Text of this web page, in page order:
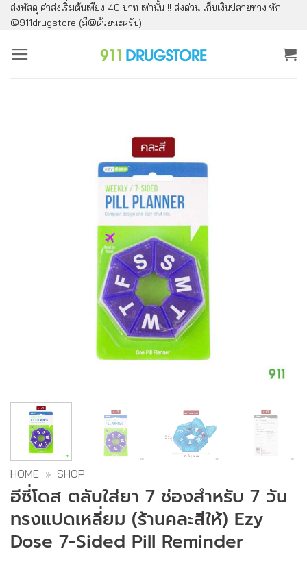
ข้าม
ไป
ยัง
ส่งพัสดุ ค่าส่งเริ่มต้นเพียง 40 บาท เท่านั้น !! ส่งด่วน เก็บเงินปลายทาง ทัก
@911drugstore (มี@ด้วยนะครับ)
HOME » SHOP
อีซี่โดส ตลับใส่ยา 7 ช่องสำหรับ 7 วัน
ทรงแปดเหลี่ยม (ร้านคละสีให้) Ezy
Dose 7-Sided Pill Reminder